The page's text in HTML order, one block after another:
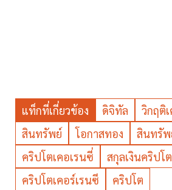
แท็กที่เกี่ยวข้อง ดิจิทัล
วิกฤติ
สินทรัพย์
โอกาสทอง
สินทรั
คริปโตเคอเรนซี่
สกุลเงินคริปโต
คริปโตเคอร์เรนซี
คริปโต